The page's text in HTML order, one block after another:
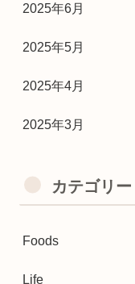
2025年6月
2025年5月
2025年4月
2025年3月
カテゴリー
Foods
Life